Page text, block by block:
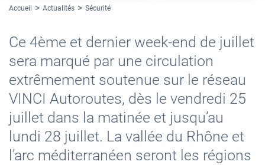
Accueil Actualités Sécurité
Ce 4ème et dernier week-end de juillet
sera marqué par une circulation
extrêmement soutenue sur le réseau
VINCI Autoroutes, dès le vendredi 25
juillet dans la matinée et jusqu’au
lundi 28 juillet. La vallée du Rhône et
l’arc méditerranéen seront les régions